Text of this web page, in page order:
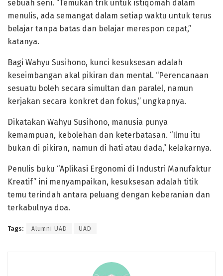
sebuah seni. “Temukan trik untuk istiqomah dalam
menulis, ada semangat dalam setiap waktu untuk terus
belajar tanpa batas dan belajar merespon cepat,”
katanya.
Bagi Wahyu Susihono, kunci kesuksesan adalah
keseimbangan akal pikiran dan mental. “Perencanaan
sesuatu boleh secara simultan dan paralel, namun
kerjakan secara konkret dan fokus,” ungkapnya.
Dikatakan Wahyu Susihono, manusia punya
kemampuan, kebolehan dan keterbatasan. “Ilmu itu
bukan di pikiran, namun di hati atau dada,” kelakarnya.
Penulis buku “Aplikasi Ergonomi di Industri Manufaktur
Kreatif” ini menyampaikan, kesuksesan adalah titik
temu terindah antara peluang dengan keberanian dan
terkabulnya doa.
Tags: Alumni UAD UAD